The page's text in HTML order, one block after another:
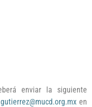
enviar la siguiente
en